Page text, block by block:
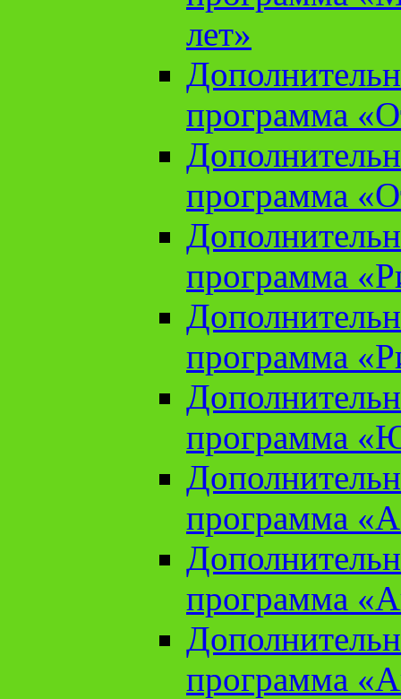
лет»
программа
программа
программа
программа
программа
программа
программа
программа